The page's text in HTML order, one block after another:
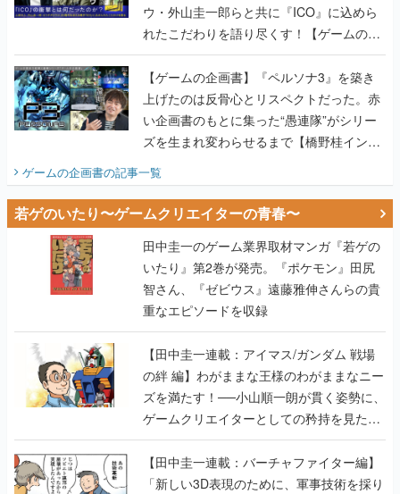
ウ・外山圭一郎らと共に『ICO』に込めら
れたこだわりを語り尽くす！【ゲームの企
画書】
【ゲームの企画書】『ペルソナ3』を築き
上げたのは反骨心とリスペクトだった。赤
い企画書のもとに集った“愚連隊”がシリー
ズを生まれ変わらせるまで【橋野桂インタ
ゲームの企画書の記事一覧
若ゲのいたり〜ゲームクリエイターの青春〜
田中圭一のゲーム業界取材マンガ『若ゲの
いたり』第2巻が発売。『ポケモン』田尻
智さん、『ゼビウス』遠藤雅伸さんらの貴
重なエピソードを収録
【田中圭一連載：アイマス/ガンダム 戦場
の絆 編】わがままな王様のわがままなニー
ズを満たす！──小山順一朗が貫く姿勢に、
ゲームクリエイターとしての矜持を見た
【若ゲのいたり最終回】
【田中圭一連載：バーチャファイター編】
「新しい3D表現のために、軍事技術を採り